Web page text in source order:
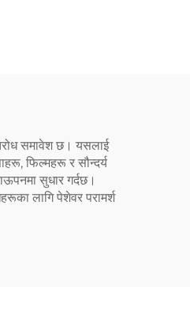
समावेश छ। यसलाई
फिल्महरू र सौन्दर्य
सुधार गर्दछ।
लागि पेशेवर परामर्श